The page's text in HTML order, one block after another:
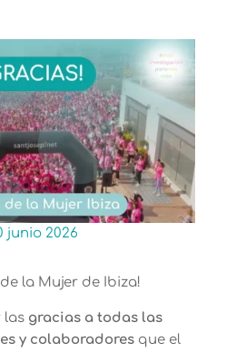
junio 2026
de la Mujer de Ibiza!
las gracias a todas las
y colaboradoresque el